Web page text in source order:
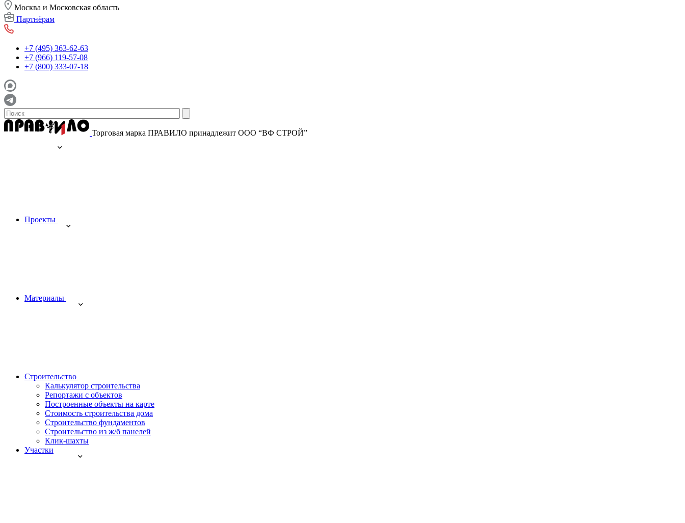
Москва и Московская область
Партнёрам
+7 (495) 363-62-63
+7 (966) 119-57-08
+7 (800) 333-07-18
Торговая марка ПРАВИЛО принадлежит ООО “ВФ СТРОЙ”
Проекты
Материалы
Строительство
Калькулятор строительства
Репортажи с объектов
Построенные объекты на карте
Стоимость строительства дома
Строительство фундаментов
Строительство из ж/б панелей
Клик-шахты
Участки